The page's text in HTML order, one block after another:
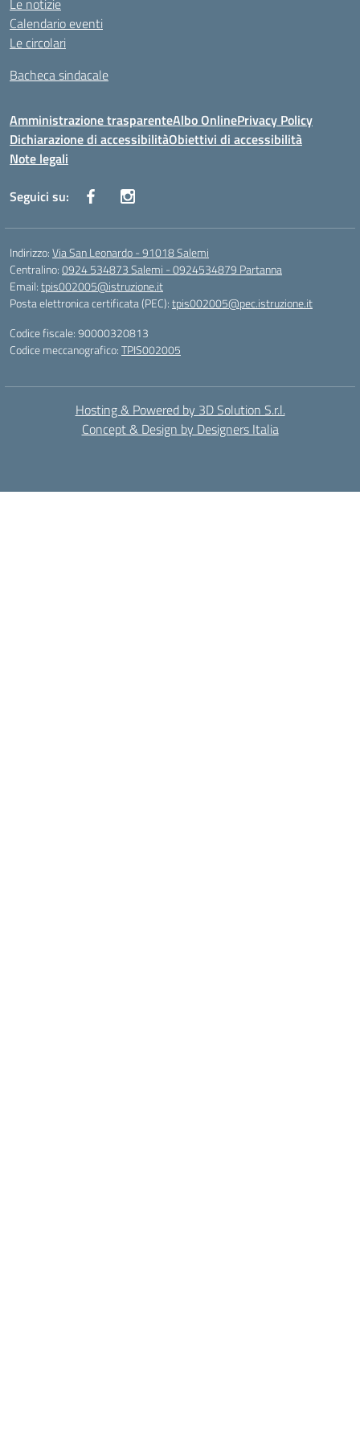
Le notizie
Calendario eventi
Le circolari
Bacheca sindacale
Amministrazione trasparenteAlbo OnlinePrivacy Policy
Dichiarazione di accessibilitàObiettivi di accessibilità
Note legali
Seguici su:
Indirizzo:Via San Leonardo - 91018 Salemi
Centralino:0924 534873 Salemi - 0924534879 Partanna
Email:tpis002005@istruzione.it
Posta elettronica certificata (PEC):tpis002005@pec.istruzione.it
Codice fiscale: 90000320813
Codice meccanografico:TPIS002005
Hosting & Powered by 3D Solution S.r.l.
Concept & Design by Designers Italia